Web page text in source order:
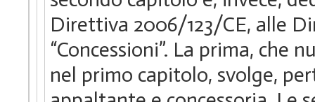
Direttiva 2006/123/CE, alle
“Concessioni”. La prima,
nel primo capitolo, svolge,